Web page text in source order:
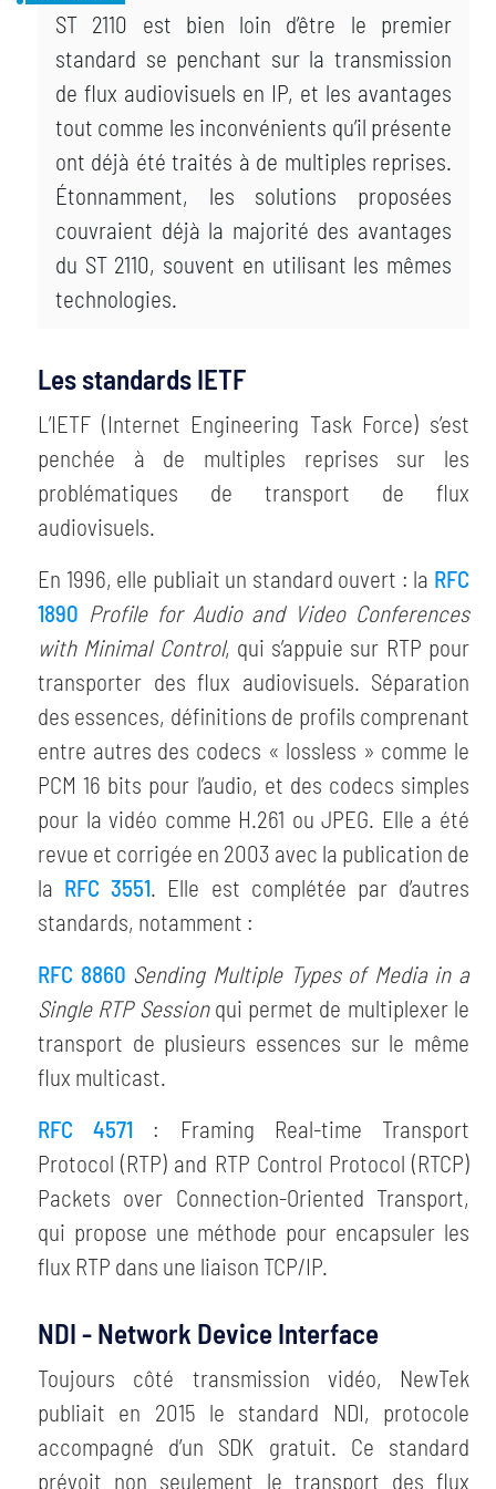
ST 2110 est bien loin d’être le premier
standard se penchant sur la transmission
de flux audiovisuels en IP, et les avantages
tout comme les inconvénients qu’il présente
ont déjà été traités à de multiples reprises.
Étonnamment, les solutions proposées
couvraient déjà la majorité des avantages
du ST 2110, souvent en utilisant les mêmes
technologies.
Les standards IETF
L’IETF (Internet Engineering Task Force) s’est
penchée à de multiples reprises sur les
problématiques de transport de flux
audiovisuels.
En 1996, elle publiait un standard ouvert : la RFC
1890 Profile for Audio and Video Conferences
with Minimal Control, qui s’appuie sur RTP pour
transporter des flux audiovisuels. Séparation
des essences, définitions de profils comprenant
entre autres des codecs « lossless » comme le
PCM 16 bits pour l’audio, et des codecs simples
pour la vidéo comme H.261 ou JPEG. Elle a été
revue et corrigée en 2003 avec la publication de
la RFC 3551. Elle est complétée par d’autres
standards, notamment :
RFC 8860 Sending Multiple Types of Media in a
Single RTP Sessionqui permet de multiplexer le
transport de plusieurs essences sur le même
flux multicast.
RFC 4571 : Framing Real-time Transport
Protocol (RTP) and RTP Control Protocol (RTCP)
Packets over Connection-Oriented Transport,
qui propose une méthode pour encapsuler les
flux RTP dans une liaison TCP/IP.
NDI - Network Device Interface
Toujours côté transmission vidéo, NewTek
publiait en 2015 le standard NDI, protocole
accompagné d’un SDK gratuit. Ce standard
prévoit non seulement le transport des flux